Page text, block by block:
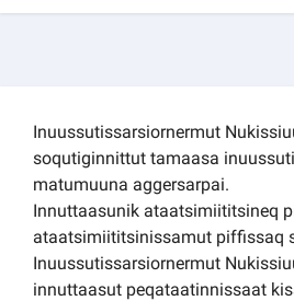
Inuussutissarsiornermut
soqutiginnittut tamaasa
matumuuna aggersarpai.
Innuttaasunik ataatsimiititsineq
ataatsimiititsinissamut piffissaq
Inuussutissarsiornermut
innuttaasut peqataatinnissaat